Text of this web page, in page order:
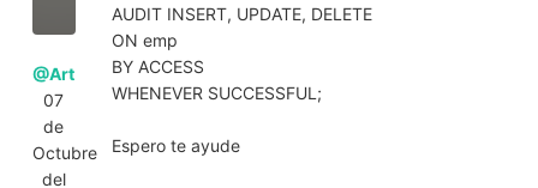
@Art
07
de
Octubre
del
AUDIT INSERT, UPDATE, DELETE
ON emp
BY ACCESS
WHENEVER SUCCESSFUL;
Espero te ayude